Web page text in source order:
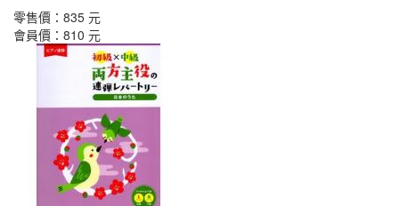
零售價： 835 元
會員價： 810 元